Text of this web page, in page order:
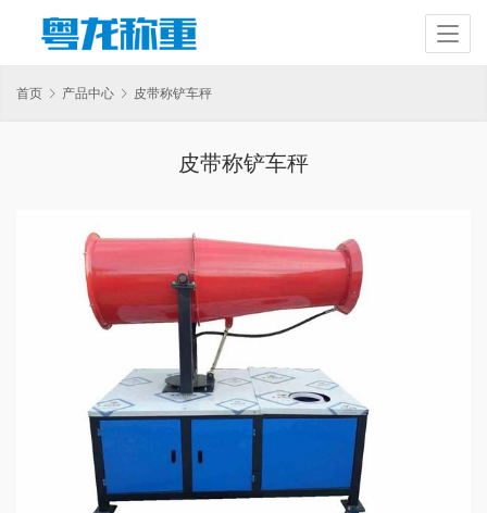
首页 产品中心 皮带称铲车秤
皮带称铲车秤